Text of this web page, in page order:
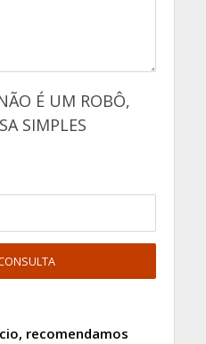
É UM ROBÔ,
SIMPLES
recomendamos